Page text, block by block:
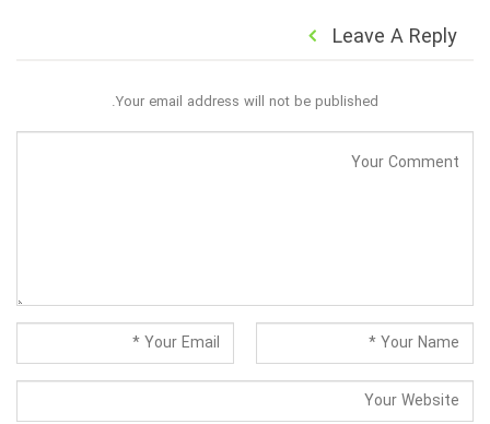
Leave A Reply
Your email address will not be published.